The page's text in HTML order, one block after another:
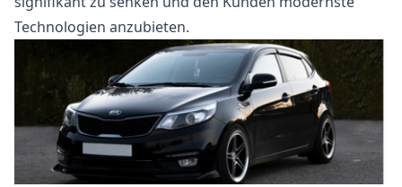
Technologien anzubieten.